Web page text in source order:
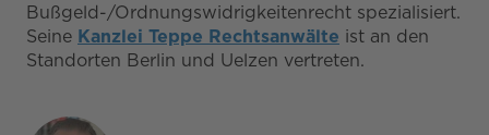
Bußgeld-/Ordnungswidrigkeitenrecht spezialisiert.
Seine Kanzlei Teppe Rechtsanwälte ist an den
Standorten Berlin und Uelzen vertreten.